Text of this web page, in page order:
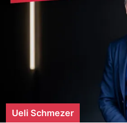
Ueli Schmezer